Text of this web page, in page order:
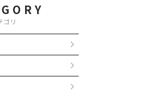
ゴリ